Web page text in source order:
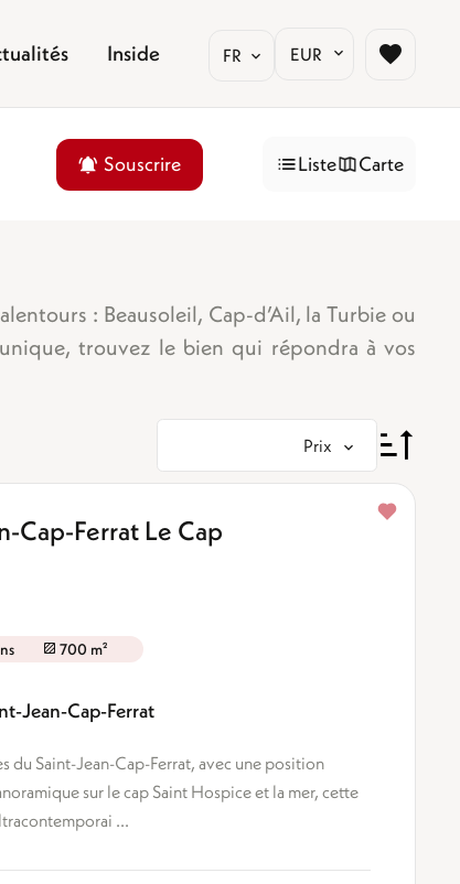
Inside FR EUR
Souscrire Liste Carte
: Beausoleil, Cap-d’Ail, la Turbie ou
trouvez le bien qui répondra à vos
Prix
Cap-Ferrat Le Cap
700 m²
Jean-Cap-Ferrat
du Saint-Jean-Cap-Ferrat, avec une position
sur le cap Saint Hospice et la mer, cette
...